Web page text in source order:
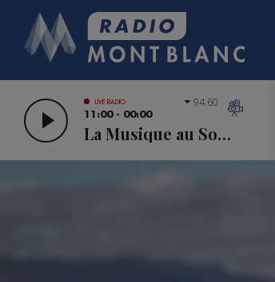
LIVE RADIO
11:00 - 00:00
La Musique au Sommet
94.60